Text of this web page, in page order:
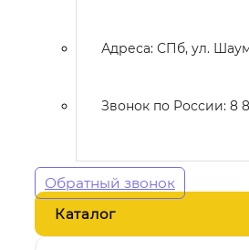
Адреса: СПб, ул.
Звонок по России: 8
Обратный звонок
Каталог